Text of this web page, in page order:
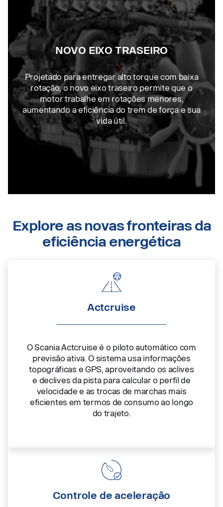
NOVO EIXO TRASEIRO
Projetado para entregar alto torque com baixa
rotação, o novo eixo traseiro permite que o
motor trabalhe em rotações menores,
aumentando a eficiência do trem de força e sua
vida útil.
Explore as novas fronteiras da
eficiência energética
Actcruise
O Scania Actcruise é o piloto automático com
previsão ativa. O sistema usa informações
topográficas e GPS, aproveitando os aclives
e declives da pista para calcular o perfil de
velocidade e as trocas de marchas mais
eficientes em termos de consumo ao longo
do trajeto.
Controle de aceleração